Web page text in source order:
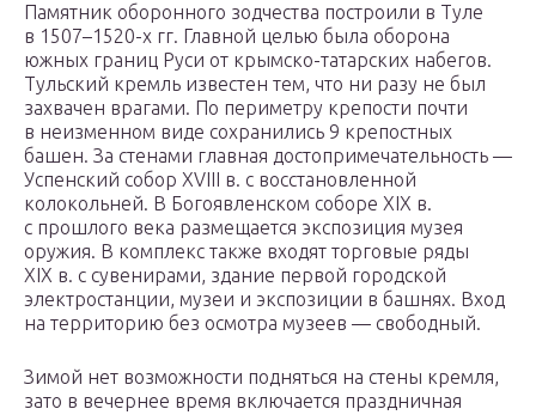
Памятник оборонного зодчества построили в Туле
в 1507–1520-х гг. Главной целью была оборона
южных границ Руси от крымско-татарских набегов.
Тульский кремль известен тем, что ни разу не был
захвачен врагами. По периметру крепости почти
в неизменном виде сохранились 9 крепостных
башен. За стенами главная достопримечательность —
Успенский собор XVIII в. с восстановленной
колокольней. В Богоявленском соборе XIX в.
с прошлого века размещается экспозиция музея
оружия. В комплекс также входят торговые ряды
XIX в. с сувенирами, здание первой городской
электростанции, музеи и экспозиции в башнях. Вход
на территорию без осмотра музеев — свободный.
Зимой нет возможности подняться на стены кремля,
зато в вечернее время включается праздничная